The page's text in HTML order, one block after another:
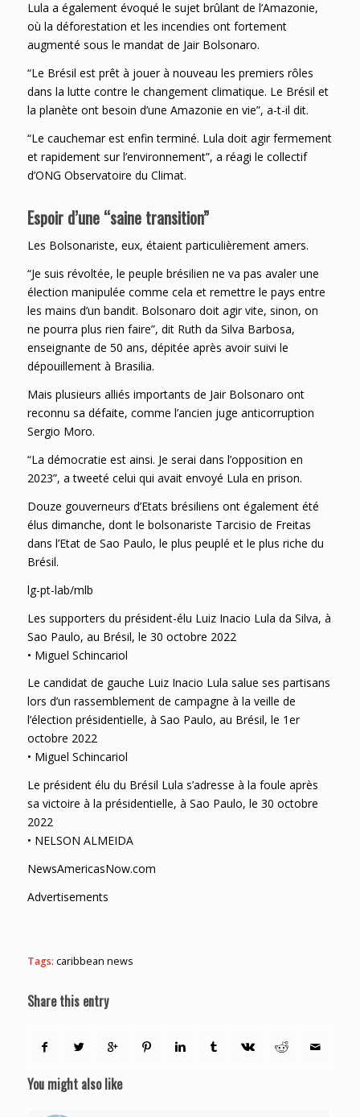
Lula a également évoqué le sujet brûlant de l’Amazonie,
où la déforestation et les incendies ont fortement
augmenté sous le mandat de Jair Bolsonaro.
“Le Brésil est prêt à jouer à nouveau les premiers rôles
dans la lutte contre le changement climatique. Le Brésil et
la planète ont besoin d’une Amazonie en vie”, a-t-il dit.
“Le cauchemar est enfin terminé. Lula doit agir fermement
et rapidement sur l’environnement”, a réagi le collectif
d’ONG Observatoire du Climat.
Espoir d’une “saine transition”
Les Bolsonariste, eux, étaient particulièrement amers.
“Je suis révoltée, le peuple brésilien ne va pas avaler une
élection manipulée comme cela et remettre le pays entre
les mains d’un bandit. Bolsonaro doit agir vite, sinon, on
ne pourra plus rien faire”, dit Ruth da Silva Barbosa,
enseignante de 50 ans, dépitée après avoir suivi le
dépouillement à Brasilia.
Mais plusieurs alliés importants de Jair Bolsonaro ont
reconnu sa défaite, comme l’ancien juge anticorruption
Sergio Moro.
“La démocratie est ainsi. Je serai dans l’opposition en
2023”, a tweeté celui qui avait envoyé Lula en prison.
Douze gouverneurs d’Etats brésiliens ont également été
élus dimanche, dont le bolsonariste Tarcisio de Freitas
dans l’Etat de Sao Paulo, le plus peuplé et le plus riche du
Brésil.
lg-pt-lab/mlb
Les supporters du président-élu Luiz Inacio Lula da Silva, à
Sao Paulo, au Brésil, le 30 octobre 2022
• Miguel Schincariol
Le candidat de gauche Luiz Inacio Lula salue ses partisans
lors d’un rassemblement de campagne à la veille de
l’élection présidentielle, à Sao Paulo, au Brésil, le 1er
octobre 2022
• Miguel Schincariol
Le président élu du Brésil Lula s’adresse à la foule après
sa victoire à la présidentielle, à Sao Paulo, le 30 octobre
2022
• NELSON ALMEIDA
NewsAmericasNow.com
Advertisements
Tags: caribbean news
Share this entry
You might also like